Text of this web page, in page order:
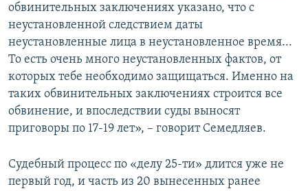
обвинительных заключениях указано, что с
неустановленной следствием даты
неустановленные лица в неустановленное время...
То есть очень много неустановленных фактов, от
которых тебе необходимо защищаться. Именно на
таких обвинительных заключениях строится все
обвинение, и впоследствии суды выносят
приговоры по 17-19 лет», – говорит Семедляев.
Судебный процесс по «делу 25-ти» длится уже не
первый год, и часть из 20 вынесенных ранее